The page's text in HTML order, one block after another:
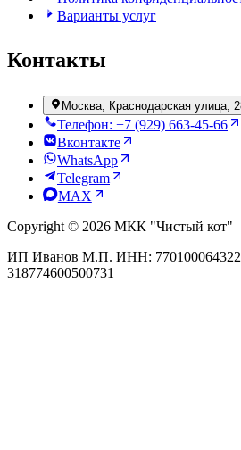
Варианты услуг
Контакты
Москва, Краснодарская улица,
Телефон: +7 (929) 663-45-66
Вконтакте
WhatsApp
Telegram
MAX
Copyright © 2026 МКК "Чистый кот"
ИП Иванов М.П. ИНН:
318774600500731